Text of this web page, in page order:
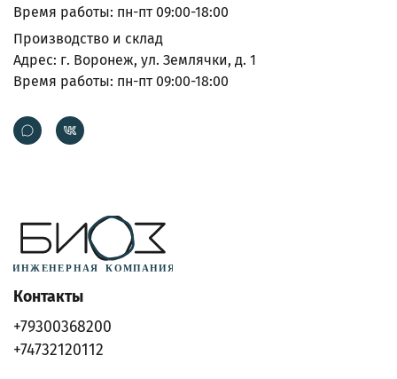
Время работы: пн-пт 09:00-18:00
Производство и склад
Адрес: г. Воронеж, ул. Землячки, д. 1
Время работы: пн-пт 09:00-18:00
Контакты
+79300368200
+74732120112